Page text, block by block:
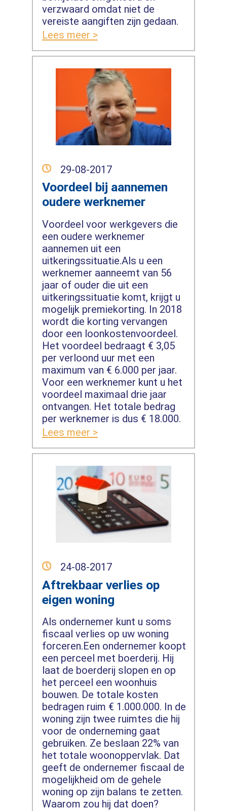
verzwaard omdat niet de
vereiste aangiften zijn gedaan.
Lees meer >
29-08-2017
Voordeel bij aannemen
oudere werknemer
Voordeel voor werkgevers die
een oudere werknemer
aannemen uit een
uitkeringssituatie.Als u een
werknemer aanneemt van 56
jaar of ouder die uit een
uitkeringssituatie komt, krijgt u
mogelijk premiekorting. In 2018
wordt die korting vervangen
door een loonkostenvoordeel.
Het voordeel bedraagt € 3,05
per verloond uur met een
maximum van € 6.000 per jaar.
Voor een werknemer kunt u het
voordeel maximaal drie jaar
ontvangen. Het totale bedrag
per werknemer is dus € 18.000.
Lees meer >
24-08-2017
Aftrekbaar verlies op
eigen woning
Als ondernemer kunt u soms
fiscaal verlies op uw woning
forceren.Een ondernemer koopt
een perceel met boerderij. Hij
laat de boerderij slopen en op
het perceel een woonhuis
bouwen. De totale kosten
bedragen ruim € 1.000.000. In de
woning zijn twee ruimtes die hij
voor de onderneming gaat
gebruiken. Ze beslaan 22% van
het totale woonoppervlak. Dat
geeft de ondernemer fiscaal de
mogelijkheid om de gehele
woning op zijn balans te zetten.
Waarom zou hij dat doen?